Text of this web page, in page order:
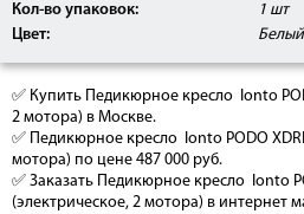
Кол-во упаковок:
1 шт
Цвет:
Белый
✅ Купить Педикюрное кресло Ionto
2 мотора) в Москве.
✅ Педикюрное кресло Ionto PODO
мотора) по цене 487 000 руб.
✅ Заказать Педикюрное кресло Ionto
(электрическое, 2 мотора) в интернет